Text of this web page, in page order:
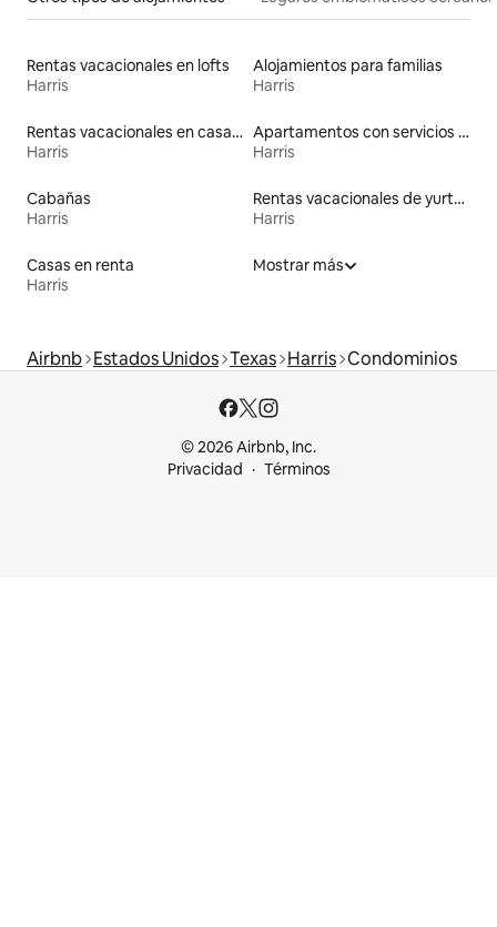
Rentas vacacionales en lofts
Harris
Alojamientos para familias
Harris
Rentas vacacionales en casas con inodoro de altura accesible
Harris
Apartamentos con servicios incluidos vacacionales
Harris
Cabañas
Harris
Rentas vacacionales de yurtas con jacuzzi
Harris
Casas en renta
Harris
Mostrar más
Airbnb Estados Unidos Texas Harris Condominios
© 2026 Airbnb, Inc.
Privacidad
Términos